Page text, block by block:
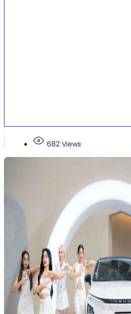
682 Views